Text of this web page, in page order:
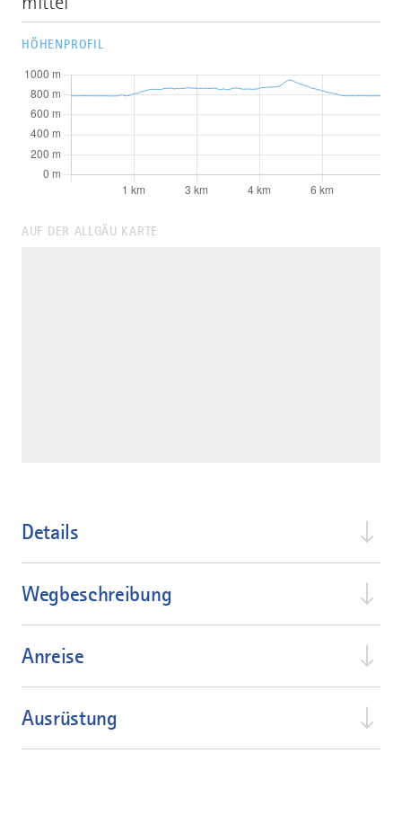
HÖHENPROFIL
AUF DER ALLGÄU KARTE
Details
Wegbeschreibung
Anreise
Ausrüstung